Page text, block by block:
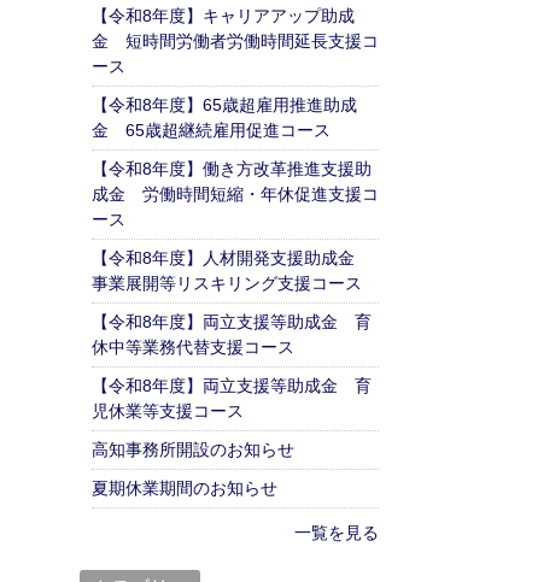
【令和8年度】キャリアアップ助成
金 短時間労働者労働時間延長支援コ
ース
【令和8年度】65歳超雇用推進助成
金 65歳超継続雇用促進コース
【令和8年度】働き方改革推進支援助
成金 労働時間短縮・年休促進支援コ
ース
【令和8年度】人材開発支援助成金
事業展開等リスキリング支援コース
【令和8年度】両立支援等助成金 育
休中等業務代替支援コース
【令和8年度】両立支援等助成金 育
児休業等支援コース
高知事務所開設のお知らせ
夏期休業期間のお知らせ
一覧を見る